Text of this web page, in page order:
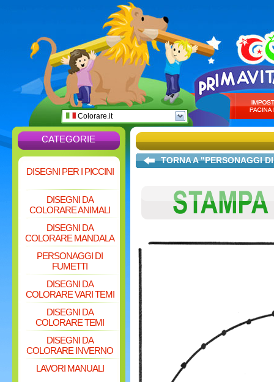
Colorare.it
CATEGORIE
DISEGNI PER I PICCINI
DISEGNI DA
COLORARE ANIMALI
DISEGNI DA
COLORARE MANDALA
PERSONAGGI DI
FUMETTI
DISEGNI DA
COLORARE VARI TEMI
DISEGNI DA
COLORARE TEMI
DISEGNI DA
COLORARE INVERNO
LAVORI MANUALI
TORNA A "PERSONAGGI